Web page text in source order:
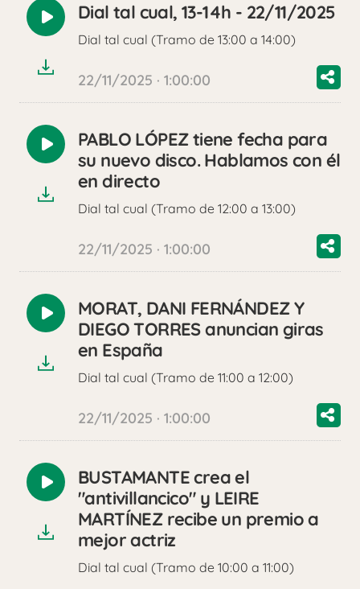
Reproducir
audio
Dial tal cual, 13-14h - 22/11/2025
Dial tal cual (Tramo de 13:00 a 14:00)
22/11/2025 · 1:00:00
Reproducir
audio
PABLO LÓPEZ tiene fecha para
su nuevo disco. Hablamos con él
en directo
Dial tal cual (Tramo de 12:00 a 13:00)
22/11/2025 · 1:00:00
Reproducir
audio
MORAT, DANI FERNÁNDEZ Y
DIEGO TORRES anuncian giras
en España
Dial tal cual (Tramo de 11:00 a 12:00)
22/11/2025 · 1:00:00
Reproducir
audio
BUSTAMANTE crea el
"antivillancico" y LEIRE
MARTÍNEZ recibe un premio a
mejor actriz
Dial tal cual (Tramo de 10:00 a 11:00)